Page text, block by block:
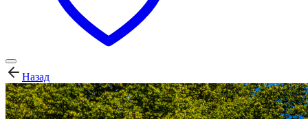
Назад